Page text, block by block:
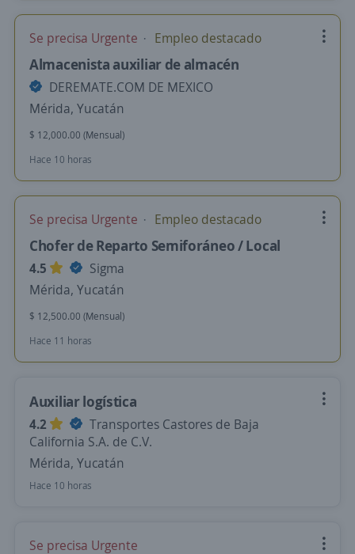
Se precisa Urgente Empleo destacado
Almacenista auxiliar de almacén
DEREMATE.COM DE MEXICO
Mérida, Yucatán
$ 12,000.00 (Mensual)
Hace 10 horas
Se precisa Urgente Empleo destacado
Chofer de Reparto Semiforáneo / Local
4.5
Sigma
Mérida, Yucatán
$ 12,500.00 (Mensual)
Hace 11 horas
Auxiliar logística
4.2
Transportes Castores de Baja
California S.A. de C.V.
Mérida, Yucatán
Hace 10 horas
Se precisa Urgente